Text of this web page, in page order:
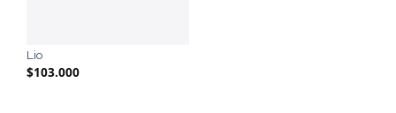
Lio
$103.000